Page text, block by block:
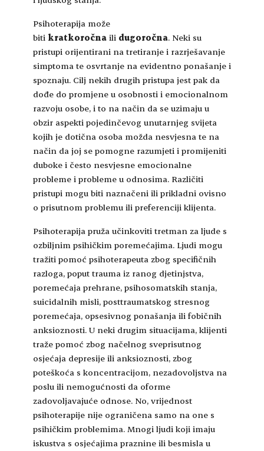
Psihoterapija može
biti kratkoročna ili dugoročna. Neki su
pristupi orijentirani na tretiranje i razrješavanje
simptoma te osvrtanje na evidentno ponašanje i
spoznaju. Cilj nekih drugih pristupa jest pak da
dođe do promjene u osobnosti i emocionalnom
razvoju osobe, i to na način da se uzimaju u
obzir aspekti pojedinčevog unutarnjeg svijeta
kojih je dotična osoba možda nesvjesna te na
način da joj se pomogne razumjeti i promijeniti
duboke i često nesvjesne emocionalne
probleme i probleme u odnosima. Različiti
pristupi mogu biti naznačeni ili prikladni ovisno
o prisutnom problemu ili preferenciji klijenta.
Psihoterapija pruža učinkoviti tretman za ljude s
ozbiljnim psihičkim poremećajima. Ljudi mogu
tražiti pomoć psihoterapeuta zbog specifičnih
razloga, poput trauma iz ranog djetinjstva,
poremećaja prehrane, psihosomatskih stanja,
suicidalnih misli, posttraumatskog stresnog
poremećaja, opsesivnog ponašanja ili fobičnih
anksioznosti. U neki drugim situacijama, klijenti
traže pomoć zbog načelnog sveprisutnog
osjećaja depresije ili anksioznosti, zbog
poteškoća s koncentracijom, nezadovoljstva na
poslu ili nemogućnosti da oforme
zadovoljavajuće odnose. No, vrijednost
psihoterapije nije ograničena samo na one s
psihičkim problemima. Mnogi ljudi koji imaju
iskustva s osjećajima praznine ili besmisla u